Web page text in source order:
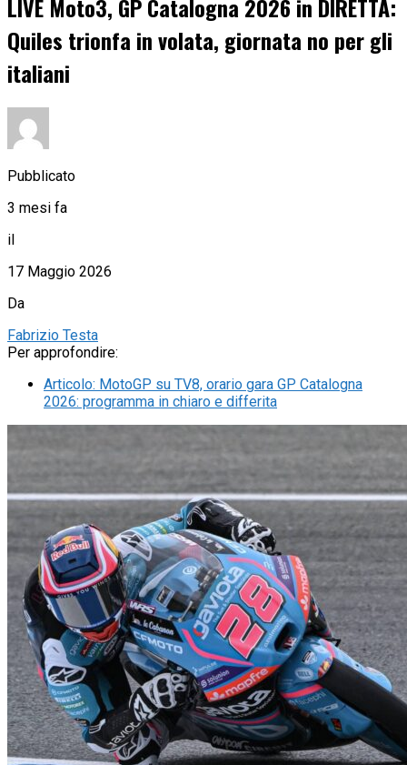
LIVE Moto3, GP Catalogna 2026 in DIRETTA:
Quiles trionfa in volata, giornata no per gli
italiani
Pubblicato
3 mesi fa
il
17 Maggio 2026
Da
Fabrizio Testa
Per approfondire:
Articolo: MotoGP su TV8, orario gara GP Catalogna
2026: programma in chiaro e differita